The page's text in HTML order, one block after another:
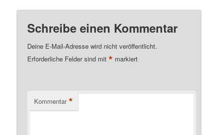
Schreibe einen Kommentar
Deine E-Mail-Adresse wird nicht veröffentlicht.
Erforderliche Felder sind mit* markiert
Kommentar *